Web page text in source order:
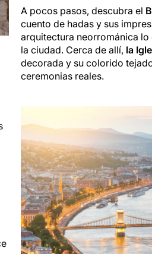
A pocos pasos, descubra el
cuento de hadas y sus
arquitectura neorrománica
la ciudad. Cerca de allí, la
decorada y su colorido
ceremonias reales.